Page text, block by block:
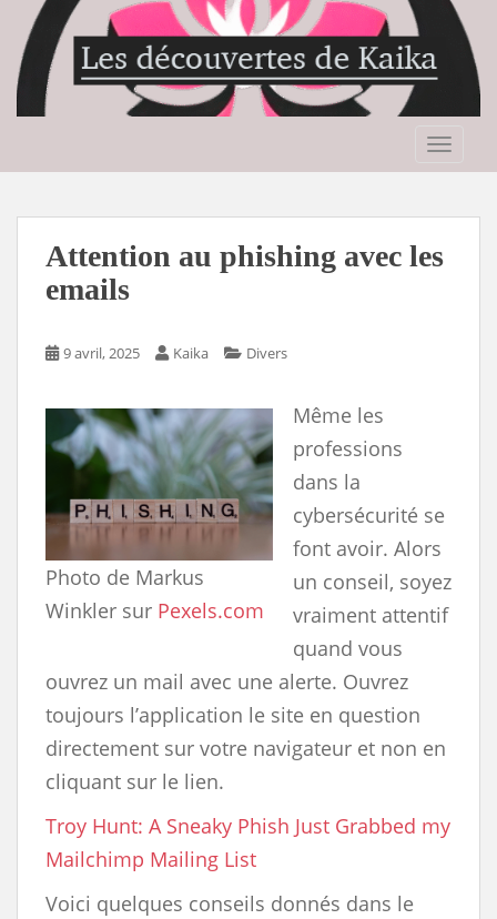
Attention au phishing avec les
emails
9 avril, 2025 Kaika Divers
Photo de Markus
Winkler sur Pexels.com
Même les
professions
dans la
cybersécurité se
font avoir. Alors
un conseil, soyez
vraiment attentif
quand vous
ouvrez un mail avec une alerte. Ouvrez
toujours l’application le site en question
directement sur votre navigateur et non en
cliquant sur le lien.
Troy Hunt: A Sneaky Phish Just Grabbed my
Mailchimp Mailing List
Voici quelques conseils donnés dans le